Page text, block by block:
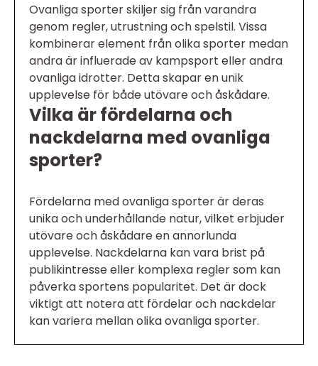
Ovanliga sporter skiljer sig från varandra
genom regler, utrustning och spelstil. Vissa
kombinerar element från olika sporter medan
andra är influerade av kampsport eller andra
ovanliga idrotter. Detta skapar en unik
upplevelse för både utövare och åskådare.
Vilka är fördelarna och
nackdelarna med ovanliga
sporter?
Fördelarna med ovanliga sporter är deras
unika och underhållande natur, vilket erbjuder
utövare och åskådare en annorlunda
upplevelse. Nackdelarna kan vara brist på
publikintresse eller komplexa regler som kan
påverka sportens popularitet. Det är dock
viktigt att notera att fördelar och nackdelar
kan variera mellan olika ovanliga sporter.